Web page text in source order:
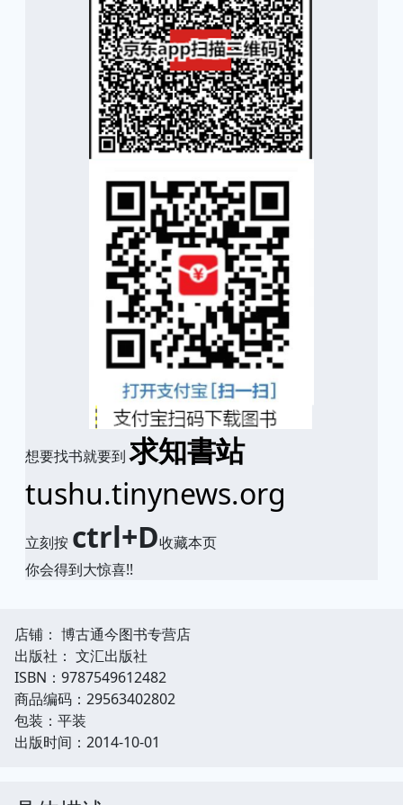
想要找书就要到求知書站
tushu.tinynews.org
立刻按 ctrl+D收藏本页
你会得到大惊喜!!
店铺： 博古通今图书专营店
出版社： 文汇出版社
ISBN：9787549612482
商品编码：29563402802
包装：平装
出版时间：2014-10-01